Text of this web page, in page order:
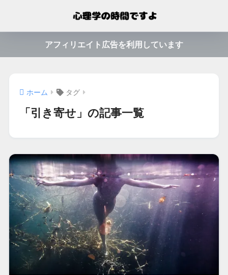
アフィリエイト広告を利用しています
ホーム タグ
「引き寄せ」の記事一覧